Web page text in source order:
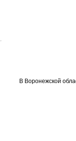
.
В Воронежской